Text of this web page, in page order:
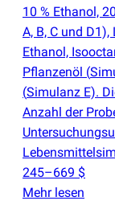
10 % Ethanol,
A, B, C und
Ethanol,
Pflanzenöl (
(Simulanz E).
Anzahl der
245–669 $
Mehr lesen